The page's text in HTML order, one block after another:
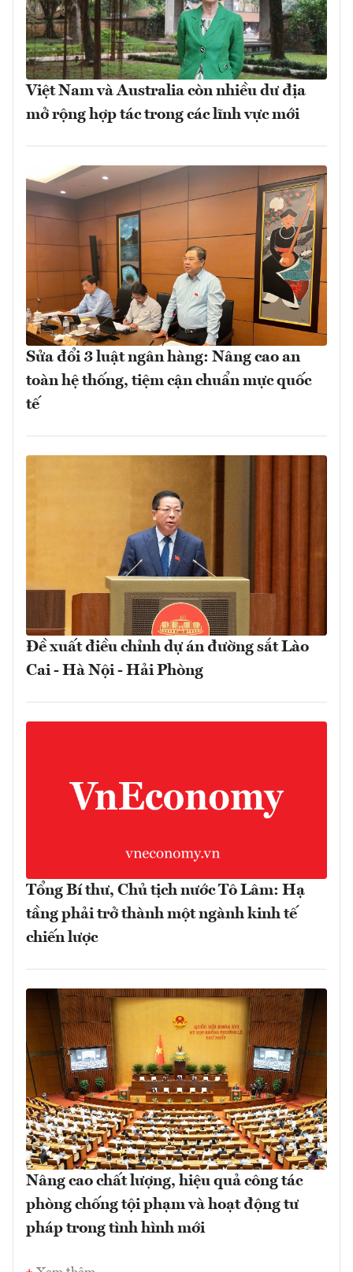
Việt Nam và Australia còn nhiều dư địa
mở rộng hợp tác trong các lĩnh vực mới
Sửa đổi 3 luật ngân hàng: Nâng cao an
toàn hệ thống, tiệm cận chuẩn mực quốc
tế
Đề xuất điều chỉnh dự án đường sắt Lào
Cai - Hà Nội - Hải Phòng
Tổng Bí thư, Chủ tịch nước Tô Lâm: Hạ
tầng phải trở thành một ngành kinh tế
chiến lược
Nâng cao chất lượng, hiệu quả công tác
phòng chống tội phạm và hoạt động tư
pháp trong tình hình mới